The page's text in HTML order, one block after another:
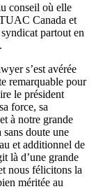
conseil où elle
Canada et
syndicat partout en
s’est avérée
remarquable pour
le président
sa force, sa
à notre grande
sans doute une
et additionnel de
là d’une grande
nous félicitons la
méritée au